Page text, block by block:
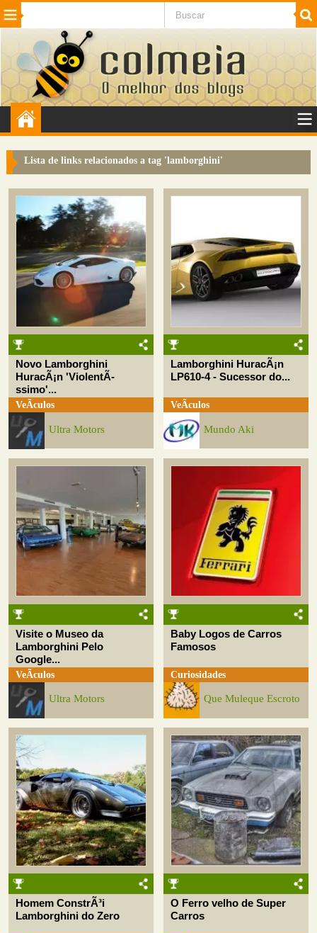
Beleza Cinema e TV
Internet Jogos NotÃ­cias SaÃºde
VeÃ­culos Adulto
Sugerir Link
Colmeia Exchange
Perguntas Frequentes
Sobre
Lista de links relacionados a tag 'lamborghini'
Novo Lamborghini
HuracÃ¡n 'ViolentÃ­
ssimo'...
VeÃ­culos
Ultra Motors
Lamborghini HuracÃ¡n
LP610-4 - Sucessor do...
VeÃ­culos
Mundo Aki
Visite o Museo da
Lamborghini Pelo
Google...
VeÃ­culos
Ultra Motors
Baby Logos de Carros
Famosos
Curiosidades
Que Muleque Escroto
Homem ConstrÃ³i
Lamborghini do Zero
O Ferro velho de Super
Carros